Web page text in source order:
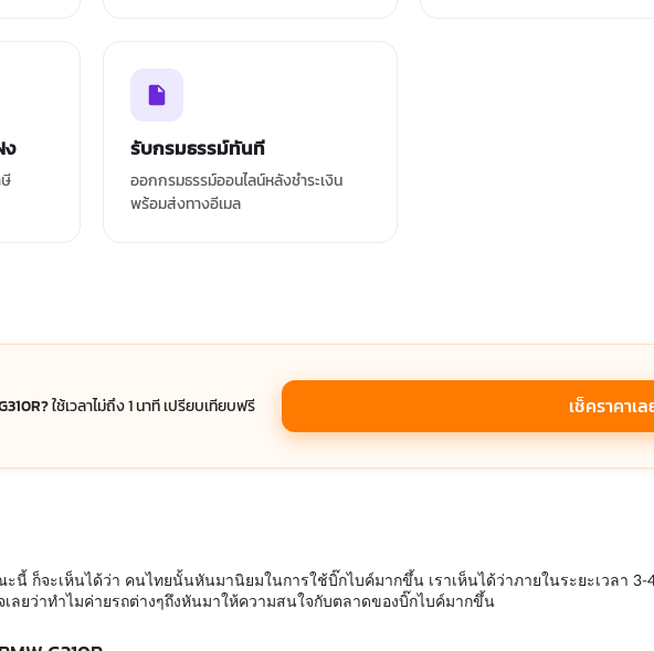
รับกรมธรรม์ทันที
ออกกรมธรรม์ออนไลน์หลังชำระเงิน
พร้อมส่งทางอีเมล
ใช้เวลาไม่ถึง 1 นาที เปรียบเทียบฟรี เช็คราคาเล
นี้ ก็จะเห็นได้ว่า คนไทยนั้นหันมานิยมในการใช้บิ๊กไบค์มากขึ้น เราเห็นได้ว่าภายในระยะเวลา
ลยว่าทำไมค่ายรถต่างๆถึงหันมาให้ความสนใจกับตลาดของบิ๊กไบค์มากขึ้น